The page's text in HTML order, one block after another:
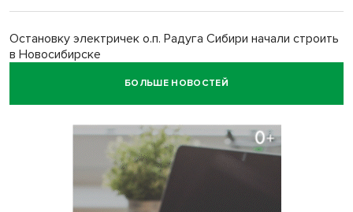
Остановку электричек о.п. Радуга Сибири начали строить
в Новосибирске
Транспортная прокуратура проверит S7 после инцидента
500 литров ухи сварили новосибирцам на
Бугринском пляже
БОЛЬШЕ НОВОСТЕЙ